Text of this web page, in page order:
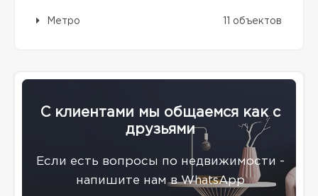
Метро 11 объектов
С клиентами мы общаемся как с
друзьями
Eсли есть вопросы по недвижимости -
напишите нам в WhatsApp